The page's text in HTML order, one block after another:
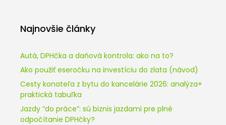
Najnovšie články
Autá, DPHčka a daňová kontrola: ako na to?
Ako použiť eseročku na investíciu do zlata (návod)
Cesty konateľa z bytu do kancelárie 2026: analýza+
praktická tabuľka
Jazdy “do práce”: sú biznis jazdami pre plné
odpočítanie DPHčky?